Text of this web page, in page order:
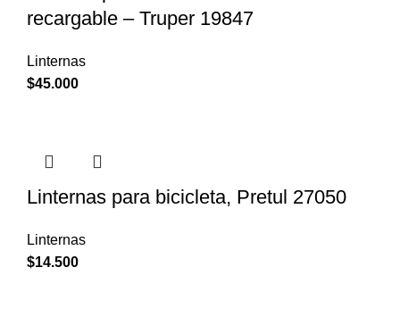
recargable – Truper 19847
Linternas
$45.000
Linternas para bicicleta, Pretul 27050
Linternas
$14.500